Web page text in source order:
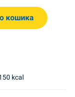
Lovare quantity
кошика
kcal